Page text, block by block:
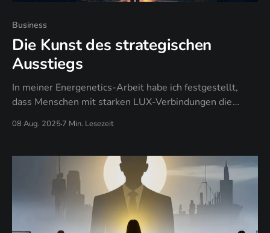
Business
Die Kunst des strategischen
Ausstiegs
In meiner Energenetics-Arbeit habe ich festgestellt,
dass Menschen mit starken LUX-Verbindungen die
Gelegenheiten fühlen können.
08 Aug. 2025 7 Min. Lesezeit